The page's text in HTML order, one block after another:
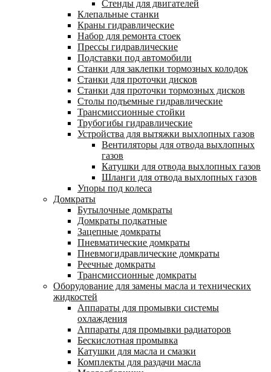
Стенды для двигателей
Клепальные станки
Краны гидравлические
Набор для ремонта стоек
Прессы гидравлические
Подставки под автомобили
Станки для заклепки тормозных колодок
Станки для проточки дисков
Станки для проточки тормозных дисков
Столы подъемные гидравлические
Трансмиссионные стойки
Трубогибы гидравлические
Устройства для вытяжки выхлопных газов
Вентиляторы для отвода выхлопных
газов
Катушки для отвода выхлопных газов
Шланги для отвода выхлопных газов
Упоры под колеса
Домкраты
Бутылочные домкраты
Домкраты подкатные
Зацепные домкраты
Пневматические домкраты
Пневмогидравлические домкраты
Реечные домкраты
Трансмиссионные домкраты
Оборудование для замены масла и технических
жидкостей
Аппараты для промывки системы
охлаждения
Аппараты для промывки радиаторов
Бескислотная промывка
Катушки для масла и смазки
Комплекты для раздачи масла